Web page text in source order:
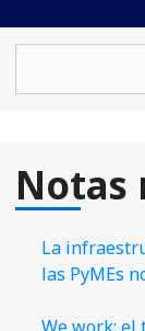
Notas
La
las PyMEs